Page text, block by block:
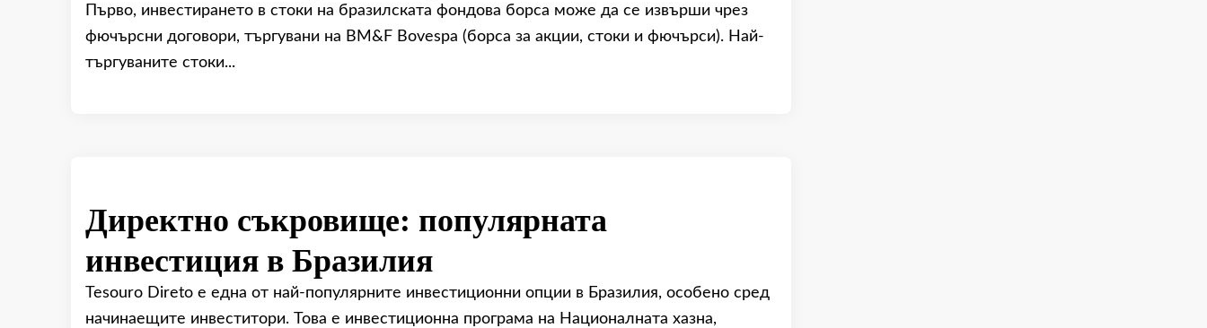
Първо, инвестирането в стоки на бразилската фондова борса може да се извърши чрез
фючърсни договори, търгувани на BM&F Bovespa (борса за акции, стоки и фючърси). Най-
търгуваните стоки...
Директно съкровище: популярната
инвестиция в Бразилия
Tesouro Direto е една от най-популярните инвестиционни опции в Бразилия, особено сред
начинаещите инвеститори. Това е инвестиционна програма на Националната хазна,